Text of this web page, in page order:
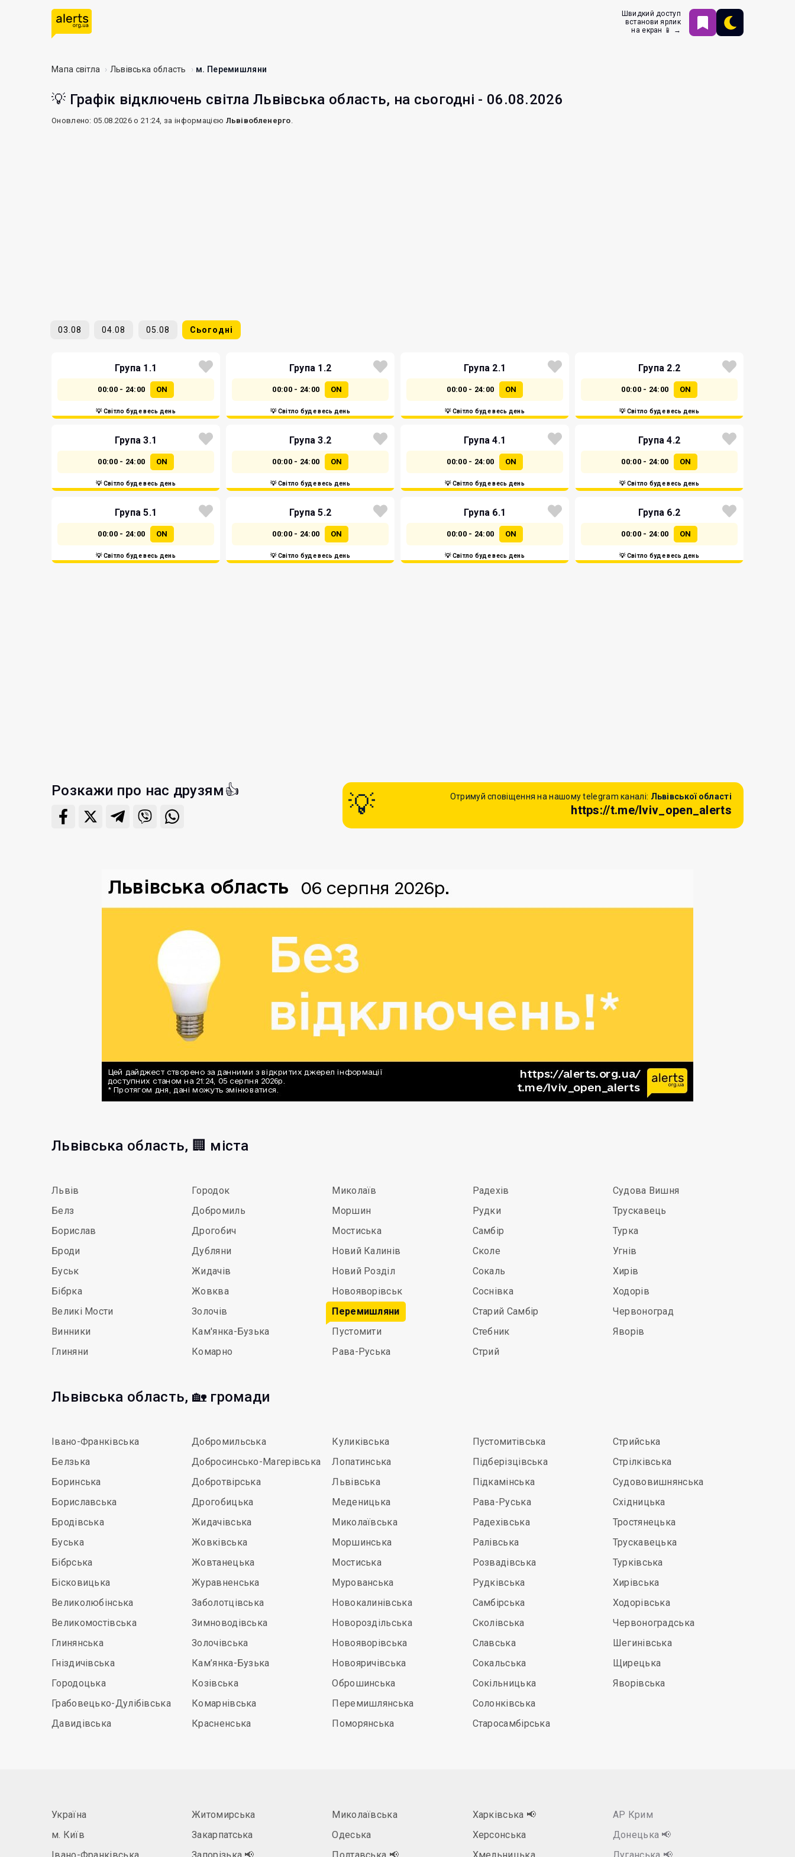
Швидкий доступ
встанови ярлик
на екран 📱 →
Мапа світла Львівська область м. Перемишляни
💡 Графік відключень світла Львівська область, на сьогодні - 06.08.2026
Оновлено: 05.08.2026 о 21:24, за інформацією Львівобленерго.
03.08 04.08 05.08 Сьогодні
Група 1.1
00:00 - 24:00 ON
💡 Світло буде весь день
Група 1.2
00:00 - 24:00 ON
💡 Світло буде весь день
Група 2.1
00:00 - 24:00 ON
💡 Світло буде весь день
Група 2.2
00:00 - 24:00 ON
💡 Світло буде весь день
Група 3.1
00:00 - 24:00 ON
💡 Світло буде весь день
Група 3.2
00:00 - 24:00 ON
💡 Світло буде весь день
Група 4.1
00:00 - 24:00 ON
💡 Світло буде весь день
Група 4.2
00:00 - 24:00 ON
💡 Світло буде весь день
Група 5.1
00:00 - 24:00 ON
💡 Світло буде весь день
Група 5.2
00:00 - 24:00 ON
💡 Світло буде весь день
Група 6.1
00:00 - 24:00 ON
💡 Світло буде весь день
Група 6.2
00:00 - 24:00 ON
💡 Світло буде весь день
Розкажи про нас друзям👍 Отримуй сповіщення на нашому telegram каналі: Львівської області
https://t.me/lviv_open_alerts
Львівська область, 🏢 міста
Львів
Белз
Борислав
Броди
Буськ
Бібрка
Великі Мости
Винники
Глиняни
Городок
Добромиль
Дрогобич
Дубляни
Жидачів
Жовква
Золочів
Кам'янка-Бузька
Комарно
Миколаїв
Моршин
Мостиська
Новий Калинів
Новий Розділ
Новояворівськ
Перемишляни
Пустомити
Рава-Руська
Радехів
Рудки
Самбір
Сколе
Сокаль
Соснівка
Старий Самбір
Стебник
Стрий
Судова Вишня
Трускавець
Турка
Угнів
Хирів
Ходорів
Червоноград
Яворів
Львівська область, 🏡 громади
Івано-Франківська
Белзька
Боринська
Бориславська
Бродівська
Буська
Бібрська
Бісковицька
Великолюбінська
Великомостівська
Глинянська
Гніздичівська
Городоцька
Грабовецько-Дулібівська
Давидівська
Добромильська
Добросинсько-Магерівська
Добротвірська
Дрогобицька
Жидачівська
Жовківська
Жовтанецька
Журавненська
Заболотцівська
Зимноводівська
Золочівська
Кам’янка-Бузька
Козівська
Комарнівська
Красненська
Куликівська
Лопатинська
Львівська
Меденицька
Миколаївська
Моршинська
Мостиська
Мурованська
Новокалинівська
Новороздільська
Новояворівська
Новояричівська
Оброшинська
Перемишлянська
Поморянська
Пустомитівська
Підберізцівська
Підкамінська
Рава-Руська
Радехівська
Ралівська
Розвадівська
Рудківська
Самбірська
Сколівська
Славська
Сокальська
Сокільницька
Солонківська
Старосамбірська
Стрийська
Стрілківська
Судововишнянська
Східницька
Тростянецька
Трускавецька
Турківська
Хирівська
Ходорівська
Червоноградська
Шегинівська
Щирецька
Яворівська
Україна
м. Київ
Житомирська
Закарпатська
Миколаївська
Одеська
Харківська 📢
Херсонська
АР Крим
Донецька 📢